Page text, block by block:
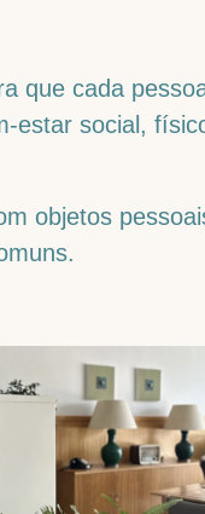
que cada
estar social,
objetos